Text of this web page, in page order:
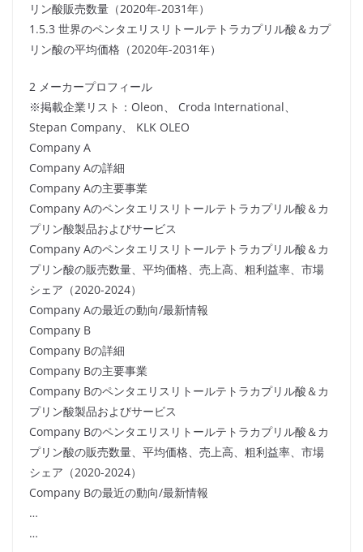
リン酸販売数量（2020年-2031年）
1.5.3 世界のペンタエリスリトールテトラカプリル酸＆カプ
リン酸の平均価格（2020年-2031年）
2 メーカープロフィール
※掲載企業リスト：Oleon、 Croda International、
Stepan Company、 KLK OLEO
Company A
Company Aの詳細
Company Aの主要事業
Company Aのペンタエリスリトールテトラカプリル酸＆カ
プリン酸製品およびサービス
Company Aのペンタエリスリトールテトラカプリル酸＆カ
プリン酸の販売数量、平均価格、売上高、粗利益率、市場
シェア（2020-2024）
Company Aの最近の動向/最新情報
Company B
Company Bの詳細
Company Bの主要事業
Company Bのペンタエリスリトールテトラカプリル酸＆カ
プリン酸製品およびサービス
Company Bのペンタエリスリトールテトラカプリル酸＆カ
プリン酸の販売数量、平均価格、売上高、粗利益率、市場
シェア（2020-2024）
Company Bの最近の動向/最新情報
…
…